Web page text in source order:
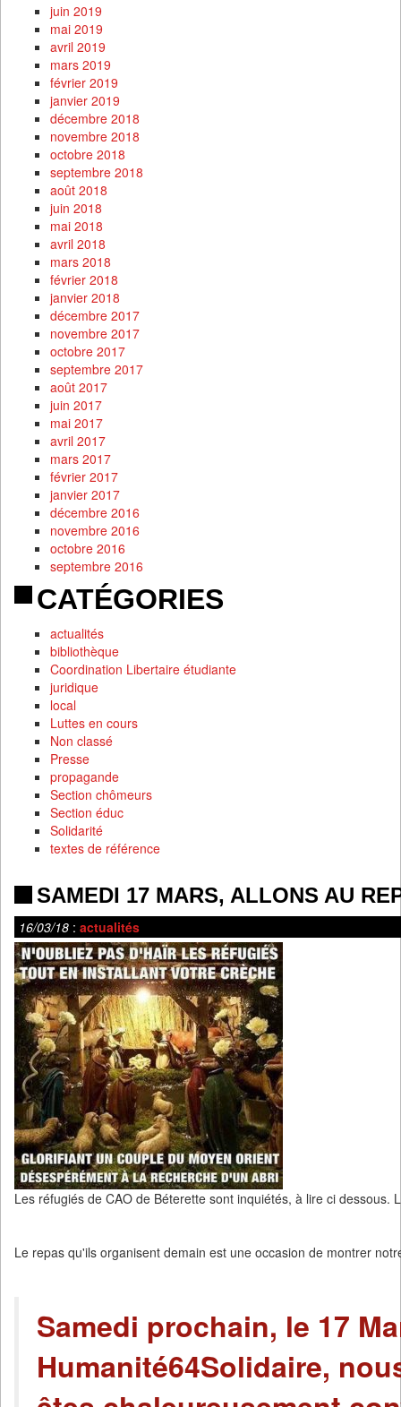
juin 2019
mai 2019
avril 2019
mars 2019
février 2019
janvier 2019
décembre 2018
novembre 2018
octobre 2018
septembre 2018
août 2018
juin 2018
mai 2018
avril 2018
mars 2018
février 2018
janvier 2018
décembre 2017
novembre 2017
octobre 2017
septembre 2017
août 2017
juin 2017
mai 2017
avril 2017
mars 2017
février 2017
janvier 2017
décembre 2016
novembre 2016
octobre 2016
septembre 2016
CATÉGORIES
actualités
bibliothèque
Coordination Libertaire étudiante
juridique
local
Luttes en cours
Non classé
Presse
propagande
Section chômeurs
Section éduc
Solidarité
textes de référence
SAMEDI 17 MARS, ALLONS AU
16/03/18 : actualités
Les réfugiés de CAO de Béterette sont inquiétés, à lire ci dessous. L
Le repas qu'ils organisent demain est une occasion de montrer
Samedi prochain, le 17
Humanité64Solidaire,